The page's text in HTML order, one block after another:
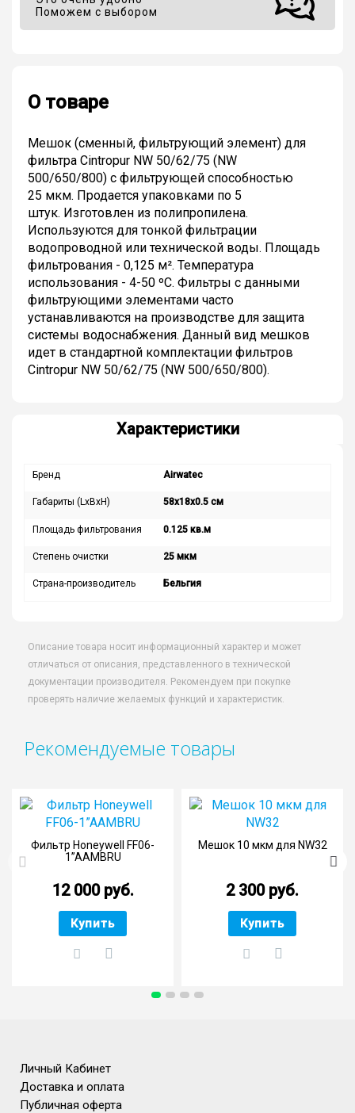
Поможем с выбором
О товаре
Мешок (сменный, фильтрующий элемент) для
фильтра Cintropur NW 50/62/75 (NW
500/650/800) с фильтрующей способностью
25 мкм. Продается упаковками по 5
штук. Изготовлен из полипропилена.
Используются для тонкой фильтрации
водопроводной или технической воды. Площадь
фильтрования - 0,125 м². Температура
использования - 4-50 ºС. Фильтры с данными
фильтрующими элементами часто
устанавливаются на производстве для защита
системы водоснабжения. Данный вид мешков
идет в стандартной комплектации фильтров
Cintropur NW 50/62/75 (NW 500/650/800).
Характеристики
Бренд Airwatec
Габариты (LxBxH) 58x18x0.5 см
Площадь фильтрования 0.125 кв.м
Степень очистки 25 мкм
Страна-производитель Бельгия
Описание товара носит информационный характер и может
отличаться от описания, представленного в технической
документации производителя. Рекомендуем при покупке
проверять наличие желаемых функций и характеристик.
Рекомендуемые товары
Фильтр Honeywell FF06-
1”AAMBRU
12 000 руб.
Купить
Мешок 10 мкм для NW32
2 300 руб.
Купить
Личный Кабинет
Доставка и оплата
Публичная оферта